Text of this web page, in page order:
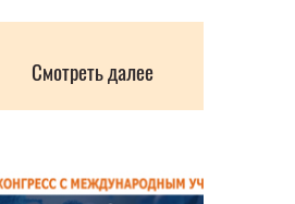
Смотреть далее